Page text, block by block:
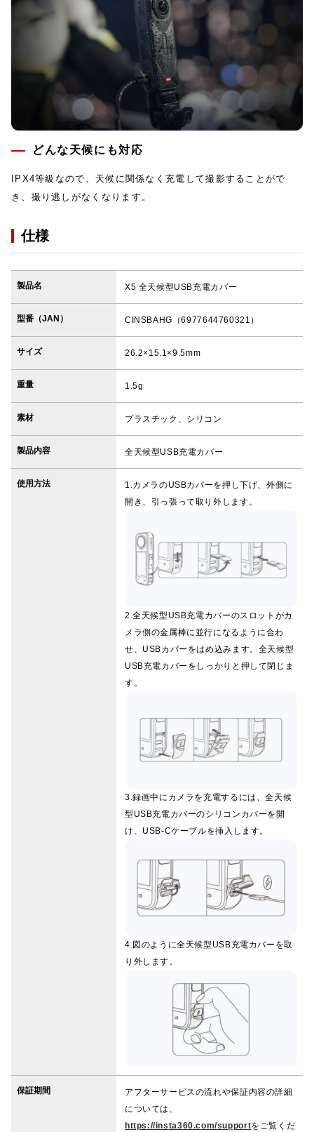
どんな天候にも対応
IPX4等級なので、天候に関係なく充電して撮影することがで
き、撮り逃しがなくなります。
仕様
製品名 X5 全天候型USB充電カバー
型番（JAN） CINSBAHG（6977644760321）
サイズ 26.2×15.1×9.5mm
重量 1.5g
素材 プラスチック、シリコン
製品内容 全天候型USB充電カバー
使用方法
1.カメラのUSBカバーを押し下げ、外側に
開き、引っ張って取り外します。
2.全天候型USB充電カバーのスロットがカ
メラ側の金属棒に並行になるように合わ
せ、USBカバーをはめ込みます。全天候型
USB充電カバーをしっかりと押して閉じま
す。
3.録画中にカメラを充電するには、全天候
型USB充電カバーのシリコンカバーを開
け、USB-Cケーブルを挿入します。
4.図のように全天候型USB充電カバーを取
り外します。
保証期間
アフターサービスの流れや保証内容の詳細
については、
https://insta360.com/supportをご覧くだ